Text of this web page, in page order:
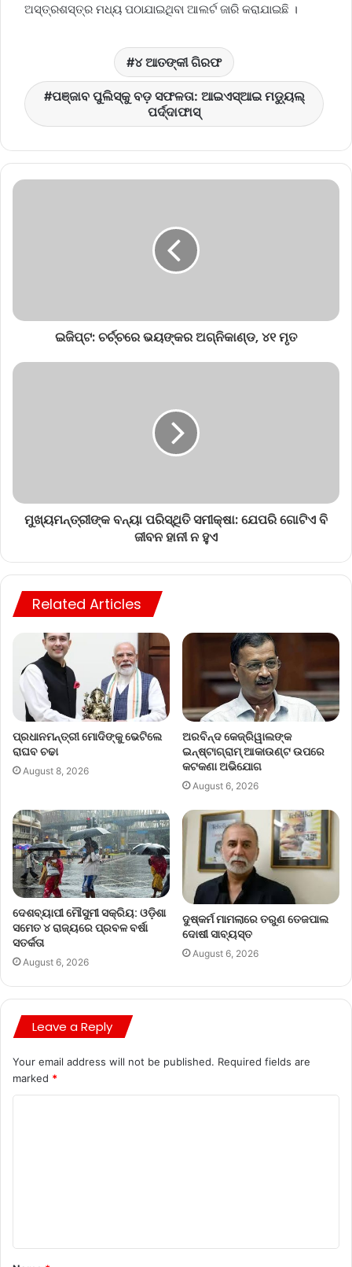
ଅସ୍ତ୍ରଶସ୍ତ୍ର ମଧ୍ୟ ପଠାଯାଇଥିବା ଆଲର୍ଟ ଜାରି କରାଯାଇଛି ।
୪ ଆତଙ୍କୀ ଗିରଫ
ପଞ୍ଜାବ ପୁଲିସ୍‌କୁ ବଡ଼ ସଫଳତା: ଆଇଏସ୍‌ଆଇ ମଡ୍ୟୁଲ୍
ପର୍ଦ୍ଦାଫାସ୍‌
ଇଜିପ୍ଟ: ଚର୍ଚ୍ଚରେ ଭୟଙ୍କର ଅଗ୍ନିକାଣ୍ଡ, ୪୧ ମୃତ
ମୁଖ୍ୟମନ୍ତ୍ରୀଙ୍କ ବନ୍ୟା ପରିସ୍ଥିତି ସମୀକ୍ଷା: ଯେପରି ଗୋଟିଏ ବି
ଜୀବନ ହାନୀ ନ ହୁଏ
Related Articles
ପ୍ରଧାନମନ୍ତ୍ରୀ ମୋଦିଙ୍କୁ ଭେଟିଲେ
ରାଘବ ଚଢା
August 8, 2026
ଅରବିନ୍ଦ କେଜ୍ରିୱାଲଙ୍କ
ଇନ୍‌ଷ୍ଟାଗ୍ରାମ୍ ଆକାଉଣ୍ଟ ଉପରେ
କଟକଣା ଅଭିଯୋଗ
August 6, 2026
ଦେଶବ୍ୟାପୀ ମୌସୁମୀ ସକ୍ରିୟ: ଓଡ଼ିଶା
ସମେତ ୪ ରାଜ୍ୟରେ ପ୍ରବଳ ବର୍ଷା
ସତର୍କତା
August 6, 2026
ଦୁଷ୍କର୍ମ ମାମଲାରେ ତରୁଣ ତେଜପାଲ
ଦୋଷୀ ସାବ୍ୟସ୍ତ
August 6, 2026
Leave a Reply
Your email address will not be published. Required fields are
marked *